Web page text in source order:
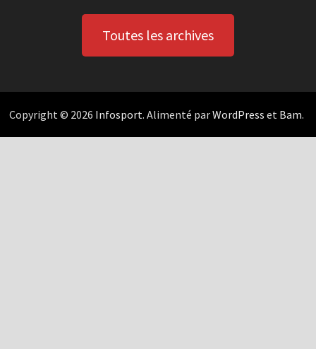
Toutes les archives
Copyright © 2026 Infosport. Alimenté parWordPress et Bam.